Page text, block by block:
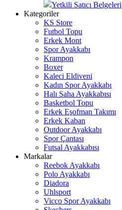
Yetkili Satıcı Belgeleri
Kategoriler
KS Store
Futbol Topu
Erkek Mont
Spor Ayakkabı
Krampon
Boxer
Kaleci Eldiveni
Kadın Spor Ayakkabı
Halı Saha Ayakkabısı
Basketbol Topu
Erkek Eşofman Takımı
Erkek Kaban
Outdoor Ayakkabı
Spor Çantası
Futsal Ayakkabısı
Markalar
Reebok Ayakkabı
Polo Ayakkabı
Diadora
Uhlsport
Vicco Spor Ayakkabı